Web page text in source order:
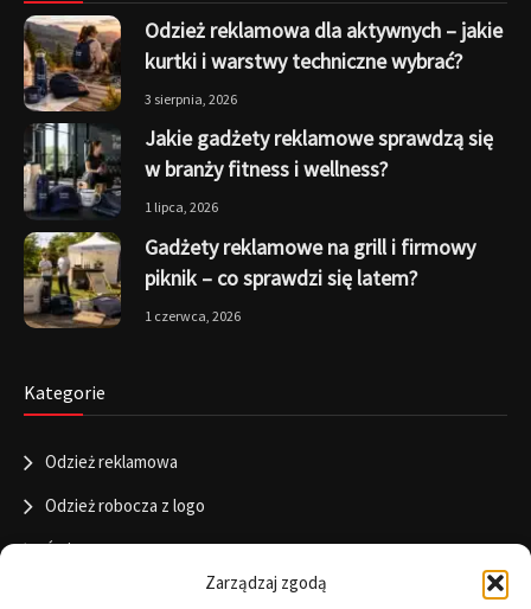
Zarządzaj zgodą
Odzież reklamowa dla aktywnych – jakie
kurtki i warstwy techniczne wybrać?
3 sierpnia, 2026
Jakie gadżety reklamowe sprawdzą się
w branży fitness i wellness?
1 lipca, 2026
Gadżety reklamowe na grill i firmowy
piknik – co sprawdzi się latem?
1 czerwca, 2026
Kategorie
Odzież reklamowa
Odzież robocza z logo
Święta